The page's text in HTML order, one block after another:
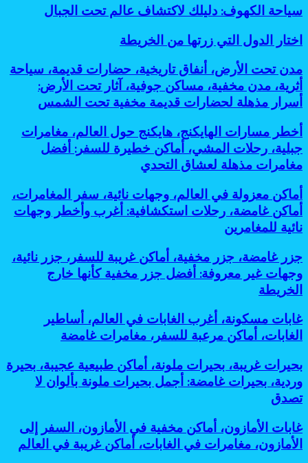
رائعة
لانتشاره
لندن:
جديدة
رؤية
2030
سياحة
الكهوف:
دليلك
لاكتشاف
تحت
الجبال
سياحة الكهوف: دليلك لاكتشاف عالم تحت الجبال
اختار
الدول
زرتها
من
الخريطة
اختار الدول التي زرتها من الخريطة
مدن
تحت
الأرض،
أنفاق
تاريخية،
حضارات
قديمة،
سياحة
أثرية،
مدن
مخفية،
مساكن
جوفية،
آثار
الأرض:
أسرار
مذهلة
قديمة
مخفية
تحت
مدن تحت الأرض، أنفاق تاريخية، حضارات قديمة، سياحة
أثرية، مدن مخفية، مساكن جوفية، آثار تحت الأرض:
أسرار مذهلة لحضارات قديمة مخفية تحت الشمس
أخطر
مسارات
الهايكنج،
هايكنج
العالم،
مغامرات
جبلية،
رحلات
أماكن
خطيرة
للسفر:
أفضل
مغامرات
مذهلة
لعشاق
أخطر مسارات الهايكنج، هايكنج حول العالم، مغامرات
جبلية، رحلات المشي، أماكن خطيرة للسفر: أفضل
مغامرات مذهلة لعشاق التحدي
أماكن
معزولة
في
العالم،
نائية،
سفر
المغامرات،
أماكن
رحلات
استكشافية:
وأخطر
وجهات
نائية
للمغامرين
أماكن معزولة في العالم، وجهات نائية، سفر المغامرات،
أماكن غامضة، رحلات استكشافية: أغرب وأخطر وجهات
نائية للمغامرين
جزر
غامضة،
جزر
مخفية،
غريبة
للسفر،
وجهات
غير
معروفة:
جزر
مخفية
كأنها
جزر غامضة، جزر مخفية، أماكن غريبة للسفر، جزر نائية،
وجهات غير معروفة: أفضل جزر مخفية كأنها خارج
الخريطة
غابات
مسكونة،
أغرب
في
العالم،
أساطير
الغابات،
أماكن
مرعبة
للسفر،
غابات مسكونة، أغرب الغابات في العالم، أساطير
الغابات، أماكن مرعبة للسفر، مغامرات غامضة
بحيرات
غريبة،
بحيرات
ملونة،
طبيعية
عجيبة،
بحيرة
بحيرات غريبة، بحيرات ملونة، أماكن طبيعية عجيبة، بحيرة
وردية، بحيرات غامضة: أجمل بحيرات ملونة بألوان لا
تصدق
غابات
الأمازون،
أماكن
غابات الأمازون، أماكن مخفية في الأمازون، السفر إلى
الأمازون، مغامرات في الغابات، أماكن غريبة في العالم